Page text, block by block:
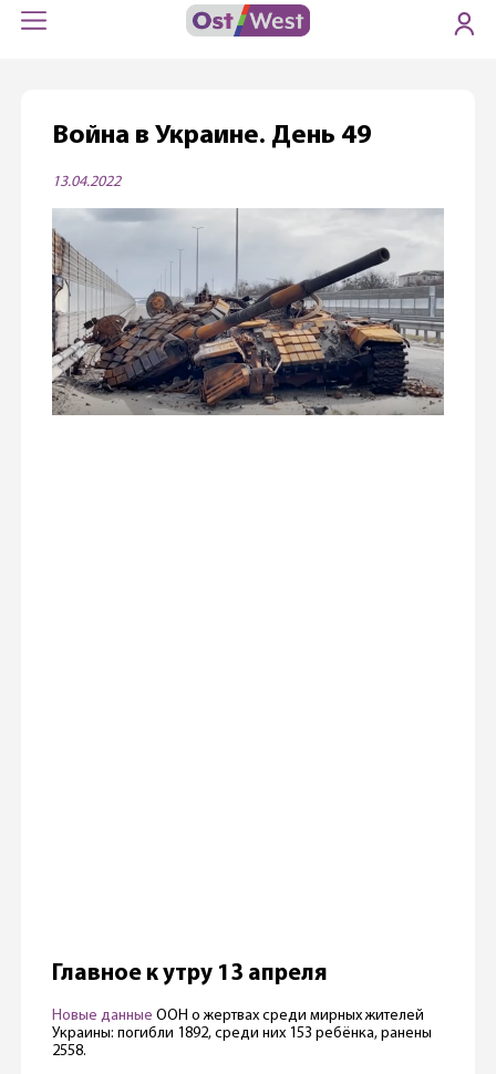
Война в Украине. День 49
13.04.2022
Главное к утру 13 апреля
Новые данные ООН о жертвах среди мирных жителей
Украины: погибли 1892, среди них 153 ребёнка, ранены
2558.